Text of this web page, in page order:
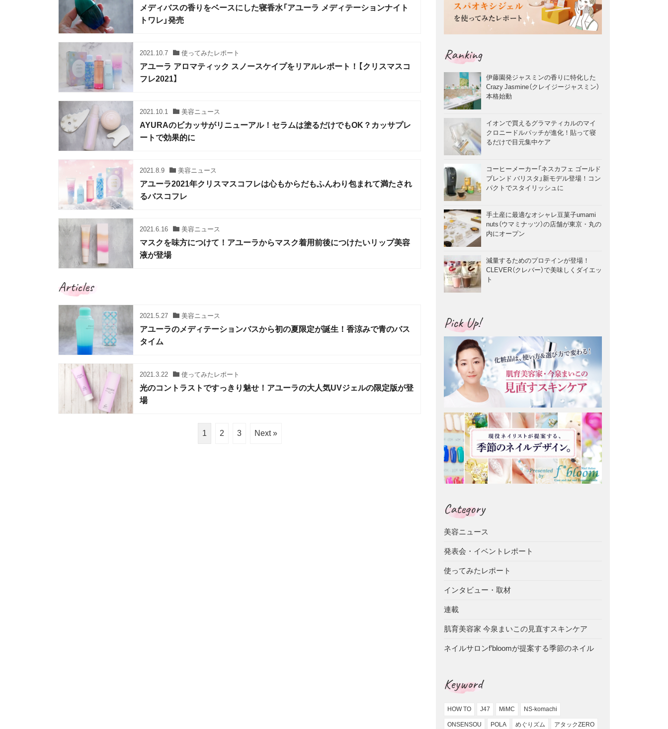
メディバスの香りをベースにした寝香水「アユーラ メディテーションナイト
トワレ」発売
2021.10.7 使ってみたレポート
アユーラ アロマティック スノースケイプをリアルレポート！【クリスマスコ
フレ2021】
2021.10.1 美容ニュース
AYURAのビカッサがリニューアル！セラムは塗るだけでもOK？カッサプレ
ートで効果的に
2021.8.9 美容ニュース
アユーラ2021年クリスマスコフレは心もからだもふんわり包まれて満たされ
るバスコフレ
2021.6.16 美容ニュース
マスクを味方につけて！アユーラからマスク着用前後につけたいリップ美容
液が登場
Articles
2021.5.27 美容ニュース
アユーラのメディテーションバスから初の夏限定が誕生！香涼みで青のバス
タイム
2021.3.22 使ってみたレポート
光のコントラストですっきり魅せ！アユーラの大人気UVジェルの限定版が登
場
1 2 3 Next »
Ranking
伊藤園発ジャスミンの香りに特化した
Crazy Jasmine（クレイジージャスミン）
本格始動
イオンで買えるグラマティカルのマイ
クロニードルパッチが進化！貼って寝
るだけで目元集中ケア
コーヒーメーカー「ネスカフェ ゴールド
ブレンド バリスタ」新モデル登場！コン
パクトでスタイリッシュに
手土産に最適なオシャレ豆菓子umami
nuts（ウマミナッツ）の店舗が東京・丸の
内にオープン
減量するためのプロテインが登場！
CLEVER（クレバー）で美味しくダイエッ
ト
Pick Up!
Category
美容ニュース
発表会・イベントレポート
使ってみたレポート
インタビュー・取材
連載
肌育美容家 今泉まいこの見直すスキンケア
ネイルサロンf’bloomが提案する季節のネイル
Keyword
HOW TO J47 MiMC NS-komachi
ONSENSOU POLA めぐりズム アタックZERO